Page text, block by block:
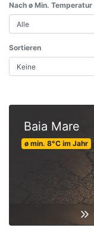
Nach ø Min. Temperatur
Sortieren
Baia Mare
ø min. 8°C im Jahr